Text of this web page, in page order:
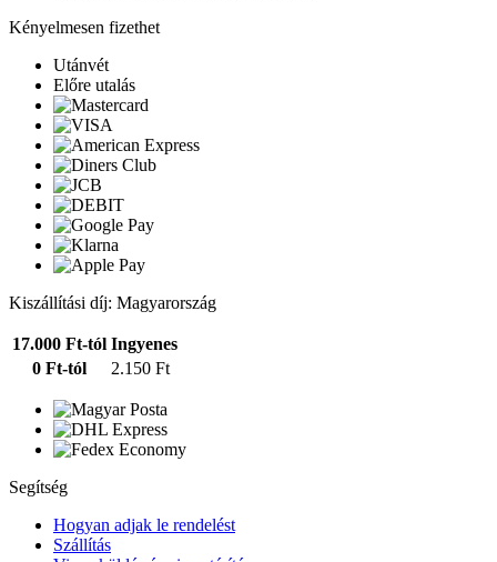
Kényelmesen fizethet
Utánvét
Előre utalás
Kiszállítási díj: Magyarország
17.000 Ft-tól Ingyenes
0 Ft-tól
2.150 Ft
Segítség
Hogyan adjak le rendelést
Szállítás